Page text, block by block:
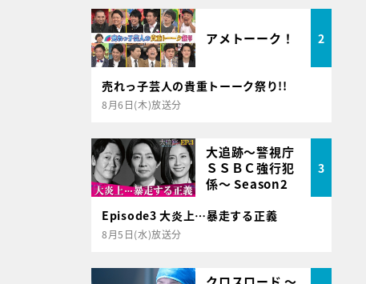
アメトーーク！ 2
売れっ子芸人の貴重トーーク祭り!!
8月6日(木)放送分
大追跡～警視庁
ＳＳＢＣ強行犯
係～ Season2
3
Episode3 大炎上…暴走する正義
8月5日(水)放送分